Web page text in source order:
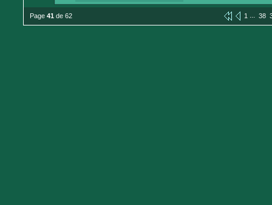
Page 41 de 62 1 ... 38